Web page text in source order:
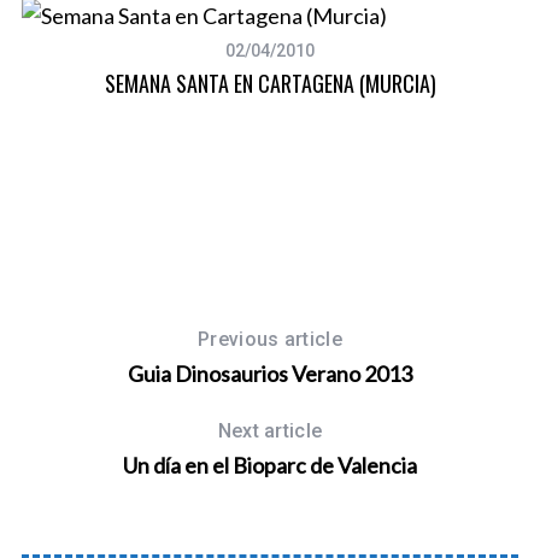
02/04/2010
SEMANA SANTA EN CARTAGENA (MURCIA)
Previous article
Guia Dinosaurios Verano 2013
Next article
Un día en el Bioparc de Valencia